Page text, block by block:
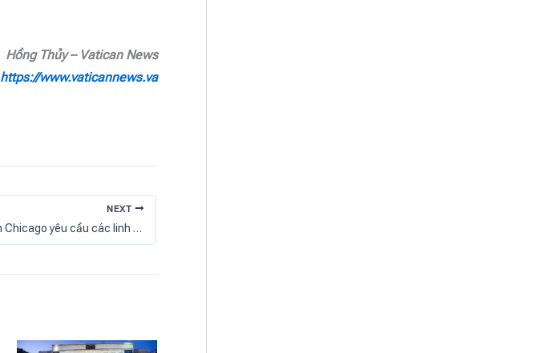
Hồng Thủy – Vatican News
https://www.vaticannews.va
NEXT
Tổng giáo phận Chicago yêu cầu các linh mục và nhân viên tiêm vắc-xin